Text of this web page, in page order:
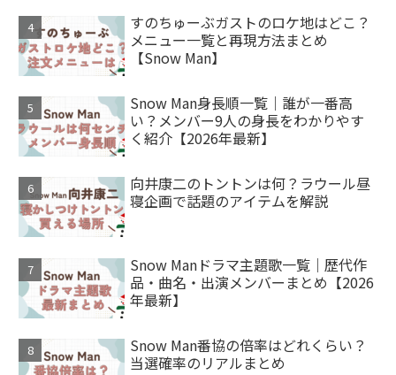
すのちゅーぶガストのロケ地はどこ？
メニュー一覧と再現方法まとめ
【Snow Man】
Snow Man身長順一覧｜誰が一番高
い？メンバー9人の身長をわかりやす
く紹介【2026年最新】
向井康二のトントンは何？ラウール昼
寝企画で話題のアイテムを解説
Snow Manドラマ主題歌一覧｜歴代作
品・曲名・出演メンバーまとめ【2026
年最新】
Snow Man番協の倍率はどれくらい？
当選確率のリアルまとめ